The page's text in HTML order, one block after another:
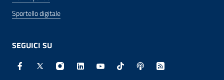
Sportello digitale
SEGUICI SU
Facebook - Sito esterno - Apertura in nuova finestra
X - Sito esterno - Apertura in nuova finestra
Instagram - Sito esterno - Apertura in
Linkedin - Sito esterno - Apertura in
Youtube - Sito esterno -
TikTok - Sito esterno -
Spreaker - Sito
Feed RSS -